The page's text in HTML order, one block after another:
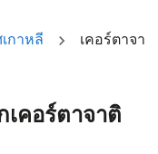
กาหลี
เคอร์ตาจา
คอร์ตาจาติ
ละ/หรือปลายทาง) หรื